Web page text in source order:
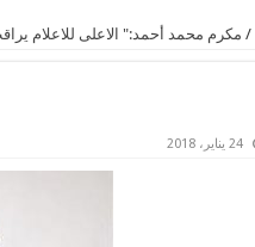
/ مكرم محمد أحمد:" الاعلى للاعلام
24 يناير، 2018